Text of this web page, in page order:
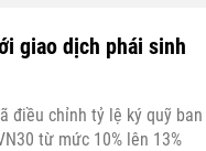
giao dịch phái sinh
điều chỉnh tỷ lệ ký quỹ ban
từ mức 10% lên 13%